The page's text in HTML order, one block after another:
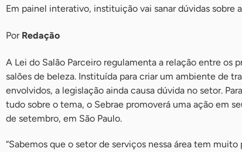
Em painel interativo, instituição vai sanar dúvidas sobre
Por Redação
A Lei do Salão Parceiro regulamenta a relação entre os
salões de beleza. Instituída para criar um ambiente de
envolvidos, a legislação ainda causa dúvida no setor.
tudo sobre o tema, o Sebrae promoverá uma ação em
de setembro, em São Paulo.
“Sabemos que o setor de serviços nessa área tem